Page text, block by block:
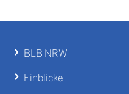
BLB NRW
Einblicke